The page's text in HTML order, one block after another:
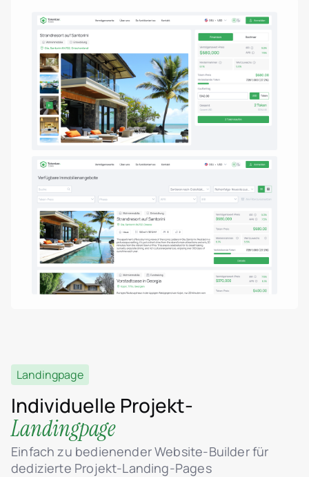
Landingpage
Individuelle Projekt-
Landingpage
Einfach zu bedienender Website-Builder für
dedizierte Projekt-Landing-Pages